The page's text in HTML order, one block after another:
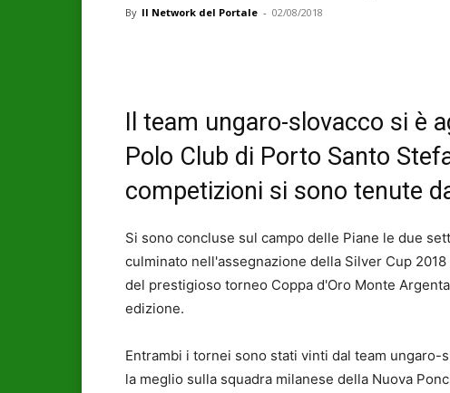
By Il Network del Portale - 02/08/2018
Il team ungaro-slovacco si è
Polo Club di Porto Santo
competizioni si sono tenute
Si sono concluse sul campo delle Piane le due
culminato nell'assegnazione della Silver Cup
del prestigioso torneo Coppa d'Oro Monte
edizione.
Entrambi i tornei sono stati vinti dal team ungaro-
la meglio sulla squadra milanese della Nuova